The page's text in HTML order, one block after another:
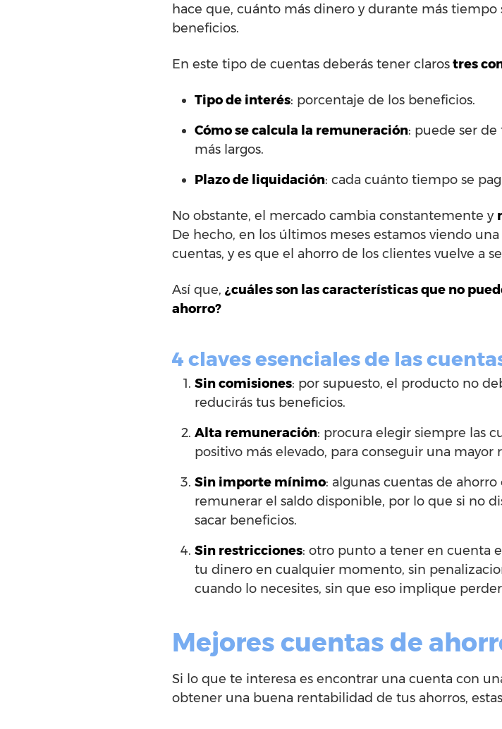
hace que, cuánto más dinero y durante más tiempo
beneficios.
En este tipo de cuentas deberás tener clarostres
Tipo de interés: porcentaje de los beneficios.
Cómo se calcula la remuneración: puede ser
más largos.
Plazo de liquidación: cada cuánto tiempo se
No obstante, el mercado cambia constantemente y
De hecho, en los últimos meses estamos viendo
cuentas, y es que el ahorro de los clientes vuelve a
Así que, ¿cuáles son las características que no
ahorro?
4 claves esenciales de las
Sin comisiones: por supuesto, el producto no
reducirás tus beneficios.
Alta remuneración: procura elegir siempre las
positivo más elevado, para conseguir una mayor
Sin importe mínimo: algunas cuentas de
remunerar el saldo disponible, por lo que si no
sacar beneficios.
Sin restricciones: otro punto a tener en cuenta
tu dinero en cualquier momento, sin
cuando lo necesites, sin que eso implique
Mejores cuentas de
Si lo que te interesa es encontrar una cuenta con
obtener una buena rentabilidad de tus ahorros,